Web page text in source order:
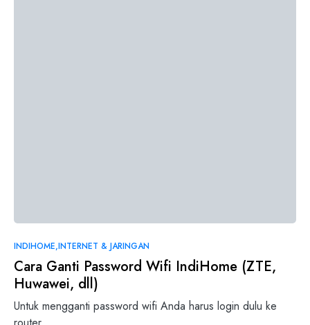
INDIHOME INTERNET & JARINGAN
Cara Ganti Password Wifi IndiHome (ZTE,
Huwawei, dll)
Untuk mengganti password wifi Anda harus login dulu ke